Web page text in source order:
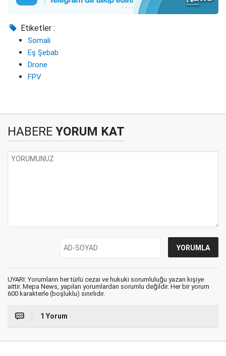
Etiketler :
Somali
Eş Şebab
Drone
FPV
HABERE YORUM KAT
UYARI: Yorumların her türlü cezai ve hukuki sorumluluğu yazan kişiye
aittir. Mepa News, yapılan yorumlardan sorumlu değildir. Her bir yorum
600 karakterle (boşluklu) sınırlıdır.
1 Yorum